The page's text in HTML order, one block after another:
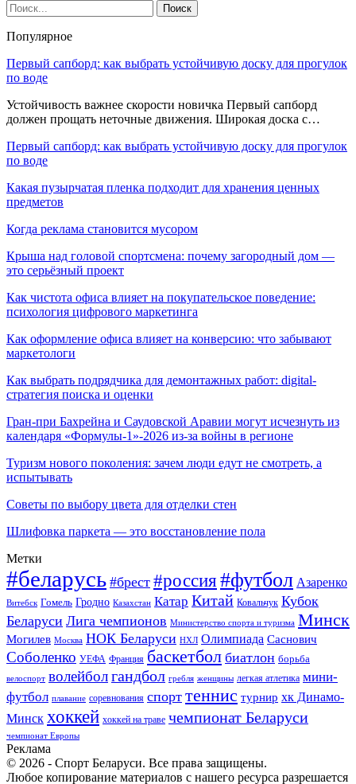
Популярное
Первый сапборд: как выбрать устойчивую доску для прогулок
по воде
Устойчивость важнее скорости новичка Первый сапборд
должен прощать неточные движения. Широкая доска с…
Первый сапборд: как выбрать устойчивую доску для прогулок
по воде
Какая пузырчатая пленка подходит для хранения ценных
предметов
Когда реклама становится мусором
Крыша над головой спортсмена: почему загородный дом —
это серьёзный проект
Как чистота офиса влияет на покупательское поведение:
психология цифрового маркетинга
Как оформление офиса влияет на конверсию: что забывают
маркетологи
Как выбрать подрядчика для демонтажных работ: digital-
стратегия поиска и оценки
Гран-при Бахрейна и Саудовской Аравии могут исчезнуть из
календаря «Формулы-1»-2026 из-за войны в регионе
Туризм нового поколения: зачем люди едут не смотреть, а
испытывать
Советы по выбору цвета для отделки стен
Шлифовка паркета — это восстановление пола
Метки
#беларусь #брест #россия#футбол Азаренко
Витебск Гомель Гродно Казахстан Катар Китай Ковальчук Кубок
Беларуси Лига чемпионов Министерство спорта и туризма Минск
Могилев Москва НОК Беларуси НХЛ Олимпиада Саснович
Соболенко УЕФА Франция баскетбол биатлон борьба
велоспорт волейболгандбол гребля женщины легкая атлетика мини-
футбол плавание соревнования спорт теннис турнир хк Динамо-
Минск хоккей хоккей на траве чемпионат Беларуси
чемпионат Европы
Реклама
© 2026 - Спорт Беларуси. Все права защищены.
Любое копирование материалов с нашего ресурса разрешается